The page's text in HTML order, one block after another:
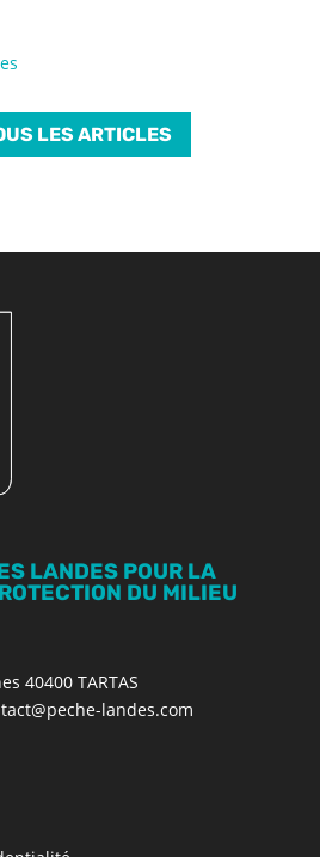
LES ARTICLES
LANDES POUR LA
DU MILIEU
40400 TARTAS
landes.com